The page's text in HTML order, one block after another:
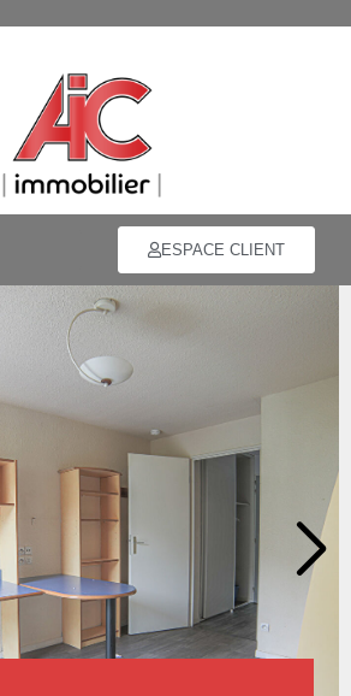
ESPACE CLIENT